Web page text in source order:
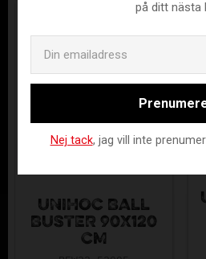
UNIHOC BALL
BUSTER 90X120
CM
på ditt nästa
Nej tack, jag vill inte